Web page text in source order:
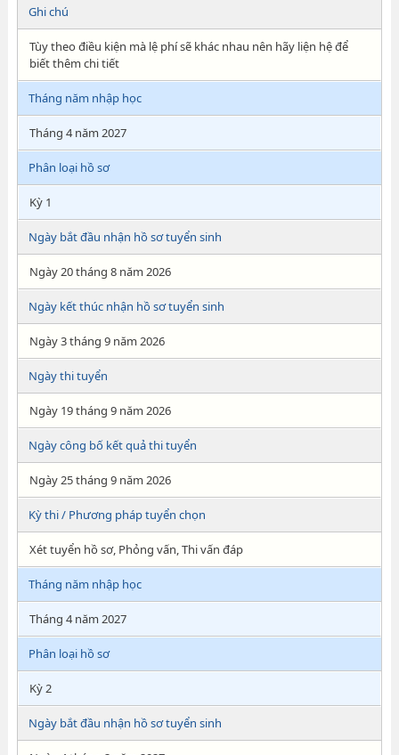
Ghi chú
Tùy theo điều kiện mà lệ phí sẽ khác nhau nên hãy liện hệ để
biết thêm chi tiết
Tháng năm nhập học
Tháng 4 năm 2027
Phân loại hồ sơ
Kỳ 1
Ngày bắt đầu nhận hồ sơ tuyển sinh
Ngày 20 tháng 8 năm 2026
Ngày kết thúc nhận hồ sơ tuyển sinh
Ngày 3 tháng 9 năm 2026
Ngày thi tuyển
Ngày 19 tháng 9 năm 2026
Ngày công bố kết quả thi tuyển
Ngày 25 tháng 9 năm 2026
Kỳ thi / Phương pháp tuyển chọn
Xét tuyển hồ sơ, Phỏng vấn, Thi vấn đáp
Tháng năm nhập học
Tháng 4 năm 2027
Phân loại hồ sơ
Kỳ 2
Ngày bắt đầu nhận hồ sơ tuyển sinh